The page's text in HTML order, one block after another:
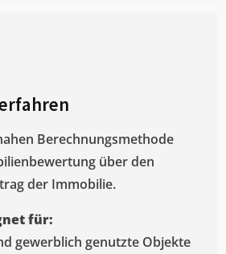
Berechnungsmethode
über den
der Immobilie.
für:
gewerblich genutzte Objekte